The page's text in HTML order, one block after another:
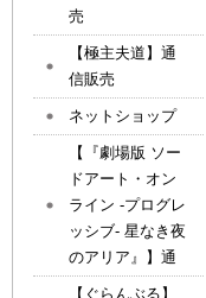
売
【極主夫道】通
信販売
ネットショップ
【『劇場版 ソー
ドアート・オン
ライン -プログレ
ッシブ- 星なき夜
のアリア』】通
【ぐらんぶる】